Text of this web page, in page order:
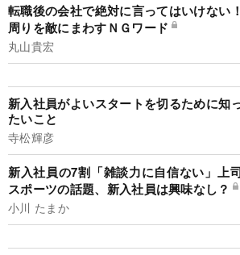
転職後の会社で絶対に言ってはいけない
周りを敵にまわすＮＧワード
丸山貴宏
新入社員がよいスタートを切るために知
たいこと
寺松輝彦
新入社員の7割「雑談力に自信ない」上
スポーツの話題、新入社員は興味なし？
小川 たまか